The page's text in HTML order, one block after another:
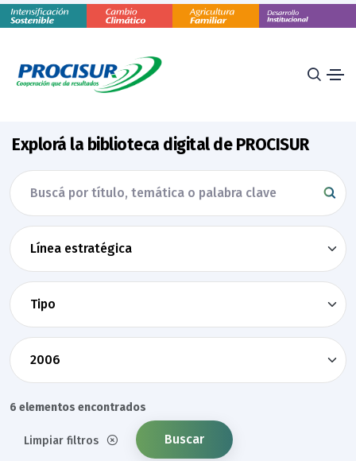
Explorá la biblioteca digital de PROCISUR
6 elementos encontrados
Limpiar filtros Buscar